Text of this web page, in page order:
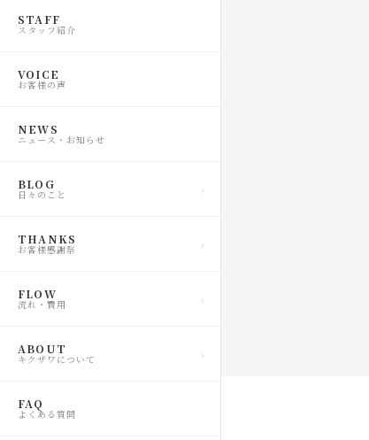
STAFF
スタッフ紹介
VOICE
お客様の声
NEWS
ニュース・お知らせ
BLOG
日々のこと
THANKS
お客様感謝祭
FLOW
流れ・費用
ABOUT
キクザワについて
FAQ
よくある質問